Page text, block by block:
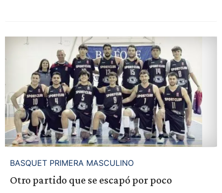
BASQUET PRIMERA MASCULINO
Otro partido que se escapó por poco